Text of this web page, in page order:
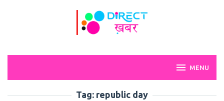
MENU
Tag: republic day